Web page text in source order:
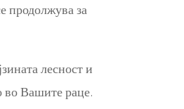
продолжува за
лесност и
во Вашите раце.